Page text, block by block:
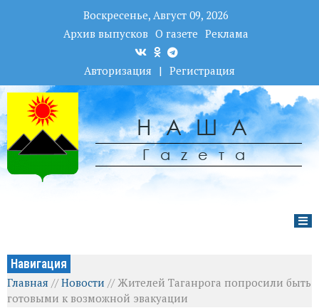
Воскресенье, Август 09, 2026
Архив выпусков О газете Реклама
Авторизация | Регистрация
НАША
Гаzета
Навигация
Главная //Новости // Жителей Таганрога попросили быть
готовыми к возможной эвакуации